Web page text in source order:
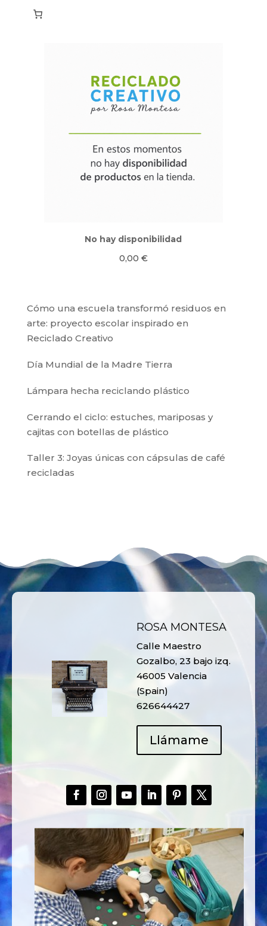
No hay disponibilidad
0,00 €
Cómo una escuela transformó residuos en
arte: proyecto escolar inspirado en
Reciclado Creativo
Día Mundial de la Madre Tierra
Lámpara hecha reciclando plástico
Cerrando el ciclo: estuches, mariposas y
cajitas con botellas de plástico
Taller 3: Joyas únicas con cápsulas de café
recicladas
ROSA MONTESA
Calle Maestro
Gozalbo, 23 bajo izq.
46005 Valencia
(Spain)
626644427
Llámame